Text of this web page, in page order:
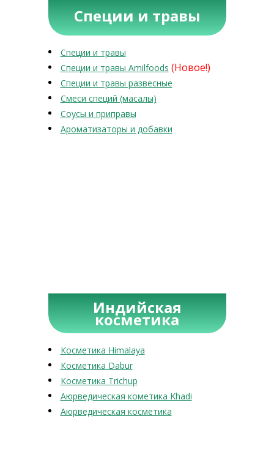
Специи и травы
Специи и травы
Специи и травы Amilfoods (Новое!)
Специи и травы развесные
Смеси специй (масалы)
Соусы и приправы
Ароматизаторы и добавки
Индийская
косметика
Косметика Himalaya
Косметика Dabur
Косметика Trichup
Аюрведическая кометика Khadi
Аюрведическая косметика